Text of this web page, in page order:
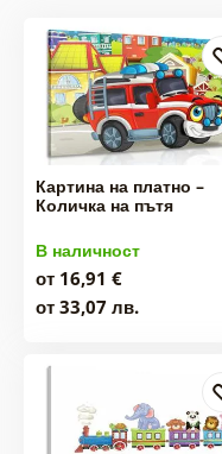
Картина на платно –
Количка на пътя
В наличност
от 16,91 €
от 33,07 лв.